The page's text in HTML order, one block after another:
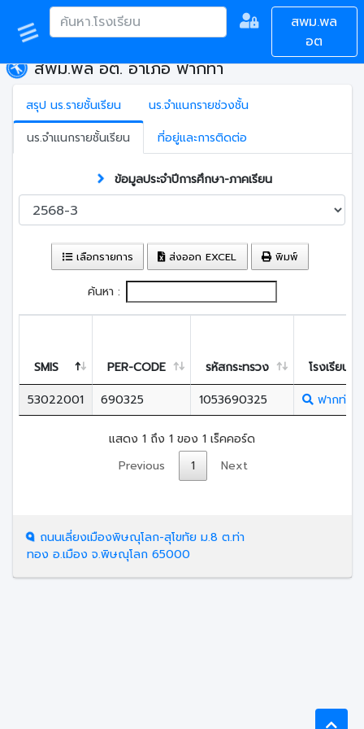
สพม.พล
อต
สพม.พล อต. อำเภอ ฟากท่า
สรุป นร.รายชั้นเรียน
นร.จำแนกรายช่วงชั้น
นร.จำแนกรายชั้นเรียน
ที่อยู่และการติดต่อ
ข้อมูลประจำปีการศึกษา-ภาคเรียน
เลือกรายการ ส่งออก EXCEL พิมพ์
ค้นหา :
SMIS PER-CODE รหัสกระทรวง
โรงเรียน
53022001
690325 1053690325 ฟากท่าวิ
แสดง 1 ถึง 1 ของ 1 เร็คคอร์ด
Previous
1 Next
ถนนเลี่ยงเมืองพิษณุโลก-สุโขทัย ม.8 ต.ท่า
ทอง อ.เมือง จ.พิษณุโลก 65000